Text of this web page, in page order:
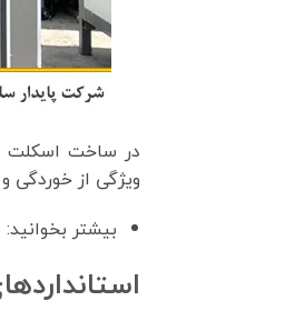
در ساخت اسکلت
ویژگی از خوردگی
بیشتر بخوانید: